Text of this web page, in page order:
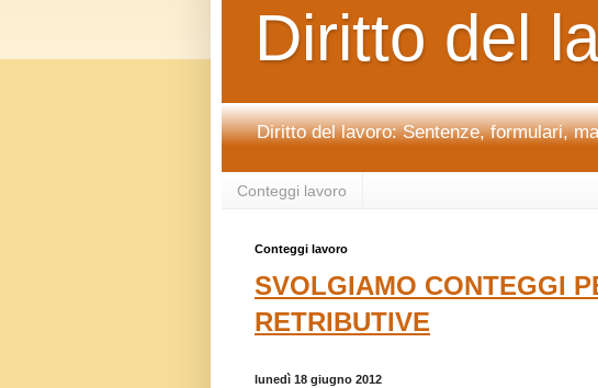
Diritto del
Diritto del lavoro: Sentenze, formulari,
Conteggi lavoro
Conteggi lavoro
SVOLGIAMO CONTEGGI
RETRIBUTIVE
lunedì 18 giugno 2012